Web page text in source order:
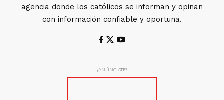
agencia donde los católicos se informan y opinan
con información confiable y oportuna.
- ¡ANÚNCIATE! -